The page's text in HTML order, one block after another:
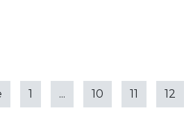
1 ... 10 11 12